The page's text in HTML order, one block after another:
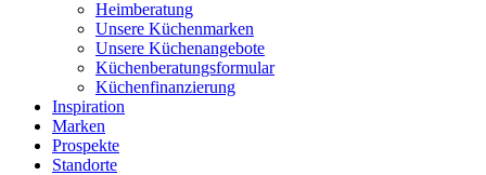
Heimberatung
Unsere Küchenmarken
Unsere Küchenangebote
Küchenberatungsformular
Küchenfinanzierung
Inspiration
Marken
Prospekte
Standorte